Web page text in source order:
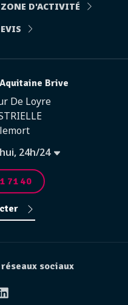
ZONE D'ACTIVITÉ
Brive
De Loyre
24h/24
71 40
sociaux